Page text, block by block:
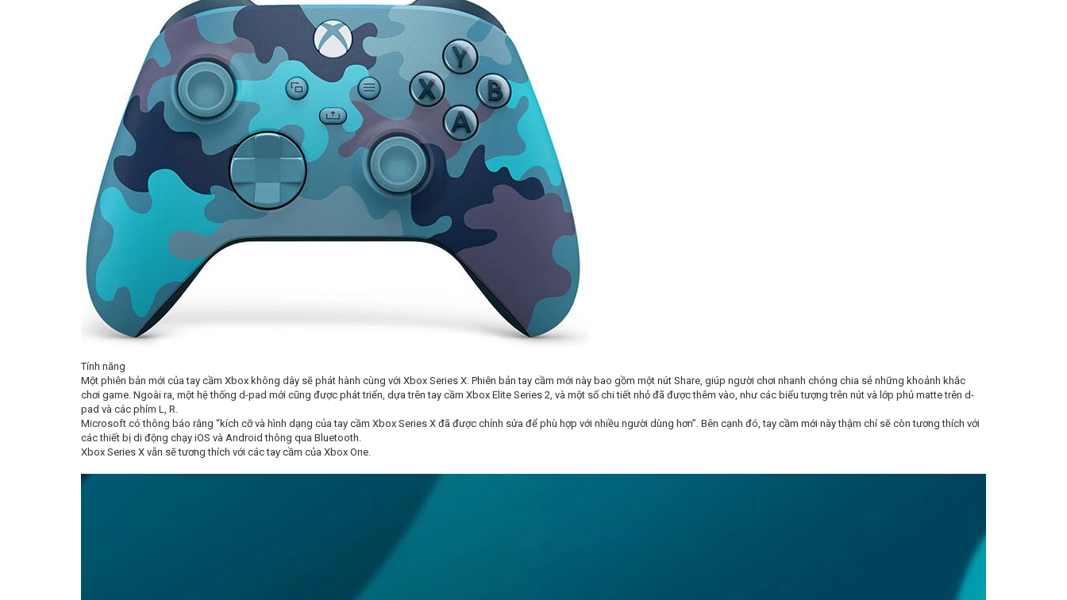
Tính năng
Một phiên bản mới của tay cầm Xbox không dây sẽ phát hành cùng với Xbox Series X. Phiên bản tay cầm mới này bao gồm một nút Share, giúp người chơi nhanh chóng chia sẻ những khoảnh khắc
chơi game. Ngoài ra, một hệ thống d-pad mới cũng được phát triển, dựa trên tay cầm Xbox Elite Series 2, và một số chi tiết nhỏ đã được thêm vào, như các biểu tượng trên nút và lớp phủ matte trên d-
pad và các phím L, R.
Microsoft có thông báo rằng “kích cỡ và hình dạng của tay cầm Xbox Series X đã được chỉnh sửa để phù hợp với nhiều người dùng hơn”. Bên cạnh đó, tay cầm mới này thậm chí sẽ còn tương thích với
các thiết bị di động chạy iOS và Android thông qua Bluetooth.
Xbox Series X vẫn sẽ tương thích với các tay cầm của Xbox One.